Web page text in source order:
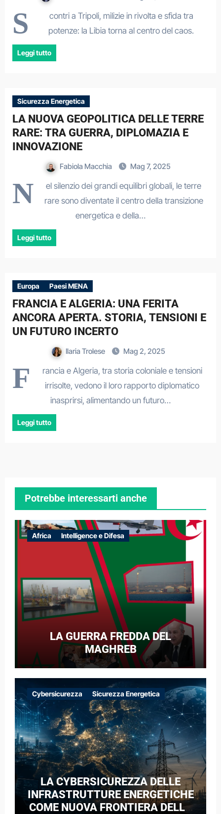
S
contri a Tripoli, milizie in rivolta e sfida tra
potenze: la Libia torna al centro del caos.
Leggi tutto
Sicurezza Energetica
LA NUOVA GEOPOLITICA DELLE TERRE
RARE: TRA GUERRA, DIPLOMAZIA E
INNOVAZIONE
Fabiola Macchia Mag 7, 2025
N
el silenzio dei grandi equilibri globali, le terre
rare sono diventate il centro della transizione
energetica e della…
Leggi tutto
Europa Paesi MENA
FRANCIA E ALGERIA: UNA FERITA
ANCORA APERTA. STORIA, TENSIONI E
UN FUTURO INCERTO
Ilaria Trolese Mag 2, 2025
F
rancia e Algeria, tra storia coloniale e tensioni
irrisolte, vedono il loro rapporto diplomatico
inasprirsi, alimentando un futuro…
Leggi tutto
Potrebbe interessarti anche
Africa Intelligence e Difesa
LA GUERRA FREDDA DEL
MAGHREB
Cybersicurezza Sicurezza Energetica
LA CYBERSICUREZZA DELLE
INFRASTRUTTURE ENERGETICHE
COME NUOVA FRONTIERA DELLA